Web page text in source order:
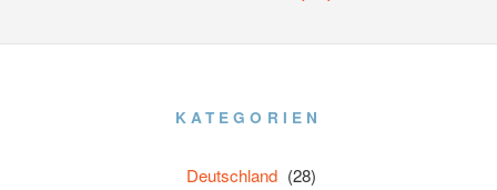
KATEGORIEN
Deutschland (28)